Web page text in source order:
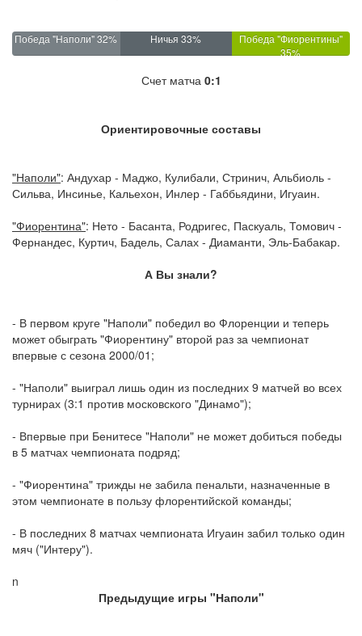
Победа "Наполи" 32% Ничья 33%
Победа "Фиорентины"
35%
Счет матча 0:1
Ориентировочные составы
"Наполи": Андухар - Маджо, Кулибали, Стринич, Альбиоль -
Сильва, Инсинье, Кальехон, Инлер - Габбьядини, Игуаин.
"Фиорентина": Нето - Басанта, Родригес, Паскуаль, Томович -
Фернандес, Куртич, Бадель, Салах - Диаманти, Эль-Бабакар.
А Вы знали?
- В первом круге "Наполи" победил во Флоренции и теперь
может обыграть "Фиорентину" второй раз за чемпионат
впервые с сезона 2000/01;
- "Наполи" выиграл лишь один из последних 9 матчей во всех
турнирах (3:1 против московского "Динамо");
- Впервые при Бенитесе "Наполи" не может добиться победы
в 5 матчах чемпионата подряд;
- "Фиорентина" трижды не забила пенальти, назначенные в
этом чемпионате в пользу флорентийской команды;
- В последних 8 матчах чемпионата Игуаин забил только один
мяч ("Интеру").
n
Предыдущие игры "Наполи"